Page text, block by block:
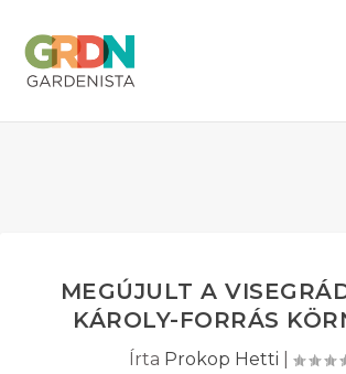
MEGÚJULT A
KÁROLY-FORRÁS
Írta Prokop Hetti